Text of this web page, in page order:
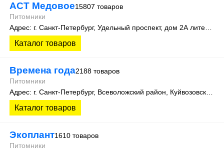
АСТ Медовое15807 товаров
Питомники
Каталог товаров
Времена года2188 товаров
Питомники
Каталог товаров
Экоплант1610 товаров
Питомники